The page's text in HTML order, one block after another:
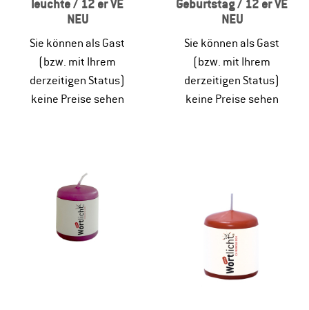
leuchte / 12 er VE
NEU
Sie können als Gast
(bzw. mit Ihrem
derzeitigen Status)
keine Preise sehen
Geburtstag / 12 er VE
NEU
Sie können als Gast
(bzw. mit Ihrem
derzeitigen Status)
keine Preise sehen